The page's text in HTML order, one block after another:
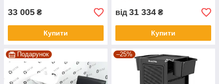
33 005 ₴
Купити
від 31 334 ₴
Купити
Подарунок –25%